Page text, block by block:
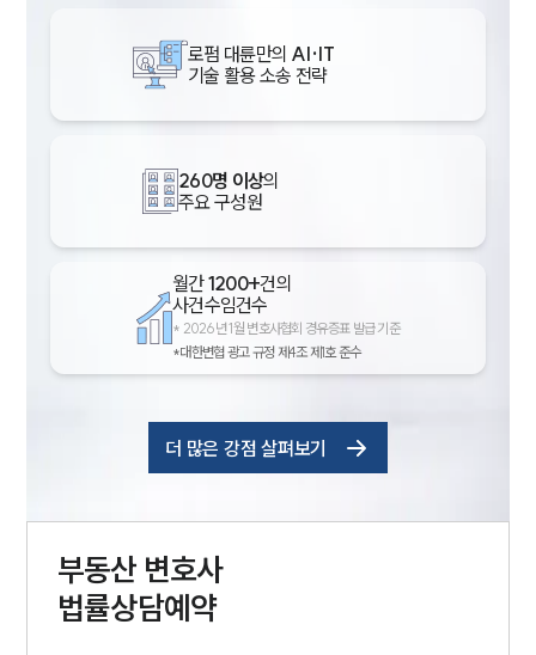
로펌 대륜만의 AI·IT
기술 활용 소송 전략
260명 이상의
주요 구성원
월간1200+건의
사건수임건수
* 2026년 1월 변호사협회 경유증표 발급 기준
*대한변협 광고 규정 제4조 제1호 준수
더 많은 강점 살펴보기
부동산 변호사
법률상담예약